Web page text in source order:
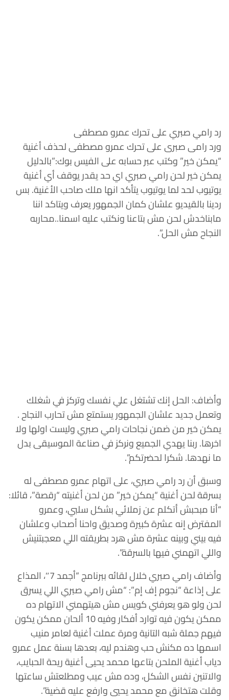
رد رامي صبري على تحرك عمرو مصطفى
ورد رامى صبرى على تحرك عمرو مصطفى لحذف أغنية
“يمكن خير” وكتب عبر حسابه على الفيس بوك:”بالدليل
يمكن خير لحن رامي صبري اي حد يقدر يوقف أي أغنية
يوتيوب لحد لما يوتيوب يتأكد انها ملك صاحب الأغنية. بس
ردينا بالقيديو علشان كمان الجمهور يعرف ويتاكد اننا
مابناخدش لحن مش بتاعنا ونكتب عليه اسمنا..محاربه
النجاح مش الحل”.
وأضاف: الحل إنك تشتغل علي نفسك وتركز في شغلك
وتعمل جديد علشان الجمهور يستمتع مش تحارب النجاح .
يمكن خير من ضمن نجاحات رامي صبري وليست اولها ولا
اخرها. ربنا يهدي الجميع ونركز في صناعة الموسيقى بدل
ما نهدها. شكرا لحضرتكم”.
وسبق أن رد رامي صبري، على اتهام عمرو مصطفى له
بسرقة لحن أغنية “يمكن خير” من لحن أغنيته “رقصة”، قائلا:
“أنا مبحبش أتكلم عن زملائي بشكل سلبي، وعمرو
المفترض إنه عشرة كبيرة وصديق واحنا أصحاب وعلشان
فيه بيني وبينه عشرة مش هرد بطريقته اللي معجبتنيش
واللي اتهمني فيها بالسرقة”.
وأضاف رامي صبري خلال لقائه ببرنامج “أجمد 7″، المذاع
على إذاعة “نجوم إف إم”: “مش رامي صبري اللي يسرق
لحن ولو هو يعرفني كويس مش هيتهمني الاتهام ده
ممكن يكون فيه توارد أفكار وفيه 10 ألحان ممكن يكون
فيهم جملة شبه التانية ومرة عملت أغنية لعامر منيب
اسمها ده مكنش حب وهندم ليه، بعدها بسنة عمل عمرو
دياب أغنية الملحن بتاعها محمد يحيى أغنية ريحة الحبايب،
والاتنين نفس الشكل، وده مش عيب ومطلعتش ساعتها
وقلت هتخانق مع محمد يحيي وارفع عليه قضية”.